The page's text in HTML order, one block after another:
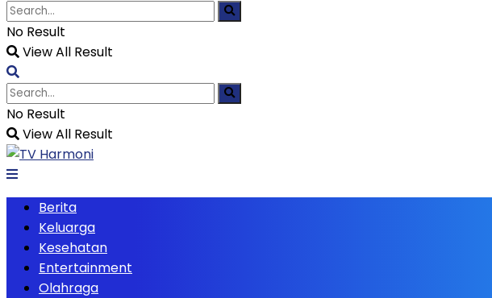
No Result
View All Result
No Result
View All Result
Berita
Keluarga
Kesehatan
Entertainment
Olahraga